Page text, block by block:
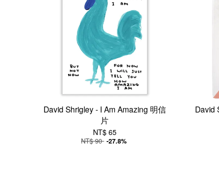
David Shrigley - I Am Amazing 明信
片
NT$ 65
NT$ 90 -27.8%
David